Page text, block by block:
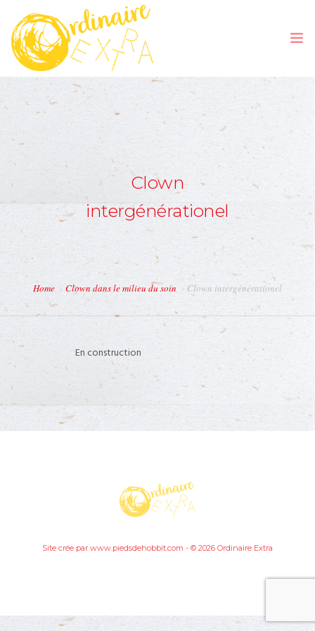
ACCUEIL
LA COMPAGNIE
SPECTACLES
STAGE DE CLOWN
CONTACT
Clown
intergénérationel
Home Clown dans le milieu du soin Clown intergénérationel
En construction
Site crée par www.piedsdehobbit.com - © 2026 Ordinaire Extra